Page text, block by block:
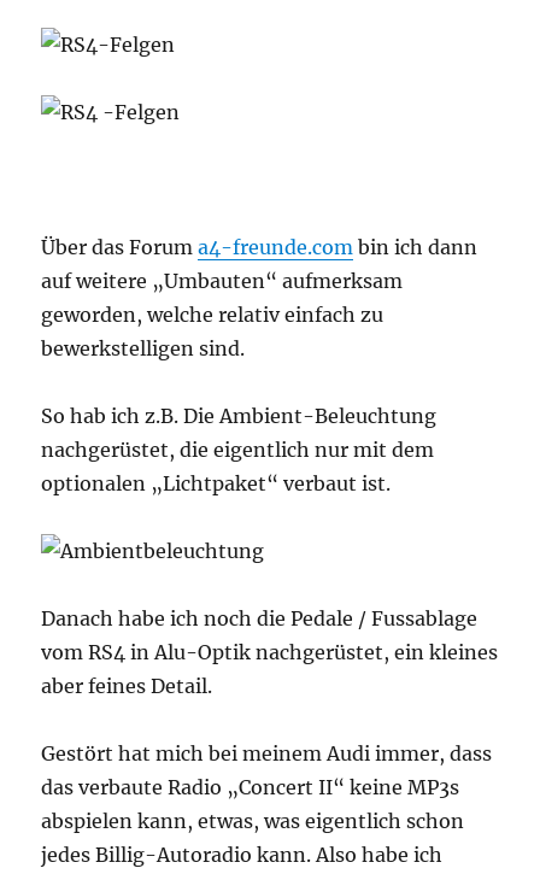
Über das Foruma4-freunde.com bin ich dann
auf weitere „Umbauten“ aufmerksam
geworden, welche relativ einfach zu
bewerkstelligen sind.
So hab ich z.B. Die Ambient-Beleuchtung
nachgerüstet, die eigentlich nur mit dem
optionalen „Lichtpaket“ verbaut ist.
Danach habe ich noch die Pedale / Fussablage
vom RS4 in Alu-Optik nachgerüstet, ein kleines
aber feines Detail.
Gestört hat mich bei meinem Audi immer, dass
das verbaute Radio „Concert II“ keine MP3s
abspielen kann, etwas, was eigentlich schon
jedes Billig-Autoradio kann. Also habe ich